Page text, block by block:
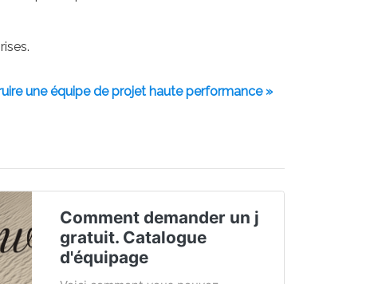
une équipe de projet haute performance »
Comment demander un j
gratuit. Catalogue
d'équipage